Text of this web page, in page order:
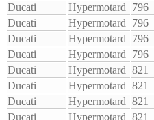
Ducati
Hypermotard 796
Ducati
Hypermotard 796
Ducati
Hypermotard 796
Ducati
Hypermotard 796
Ducati
Hypermotard 821
Ducati
Hypermotard 821
Ducati
Hypermotard 821
Ducati
Hypermotard 821